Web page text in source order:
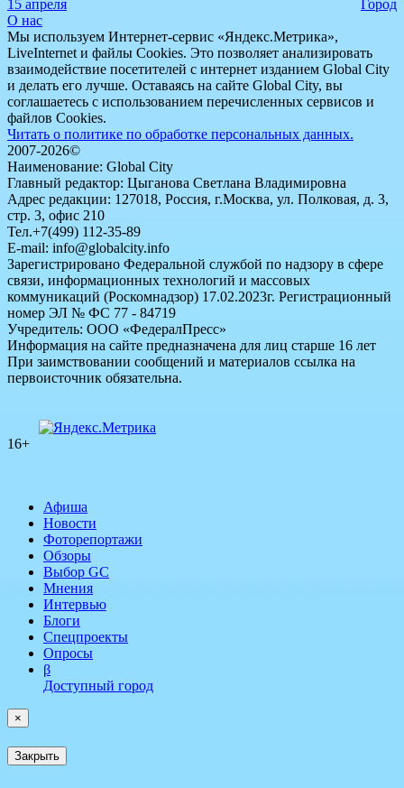
15 апреля
Город
О нас
Мы используем Интернет-сервис «Яндекс.Метрика»,
LiveInternet и файлы Cookies. Это позволяет анализировать
взаимодействие посетителей с интернет изданием Global City
и делать его лучше. Оставаясь на сайте Global City, вы
соглашаетесь с использованием перечисленных сервисов и
файлов Cookies.
Читать о политике по обработке персональных данных.
2007-2026©
Наименование: Global City
Главный редактор: Цыганова Светлана Владимировна
Адрес редакции: 127018, Россия, г.Москва, ул. Полковая, д. 3,
стр. 3, офис 210
Тел.+7(499) 112-35-89
E-mail: info@globalcity.info
Зарегистрировано Федеральной службой по надзору в сфере
связи, информационных технологий и массовых
коммуникаций (Роскомнадзор) 17.02.2023г. Регистрационный
номер ЭЛ № ФС 77 - 84719
Учредитель: ООО «ФедералПресс»
Информация на сайте предназначена для лиц старше 16 лет
При заимствовании сообщений и материалов ссылка на
первоисточник обязательна.
16+
Афиша
Новости
Фоторепортажи
Обзоры
Выбор GC
Мнения
Интервью
Блоги
Спецпроекты
Опросы
β
Доступный город
×
Закрыть